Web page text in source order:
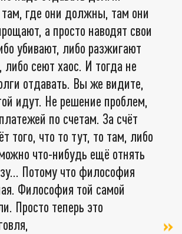
там, где они должны, там они
а просто наводят свои
убивают, либо разжигают
сеют хаос. И тогда не
отдавать. Вы же видите,
идут. Не решение проблем,
по счетам. За счёт
того, что то тут, то там, либо
что-нибудь ещё отнять
Потому что философия
Философия той самой
Просто теперь это